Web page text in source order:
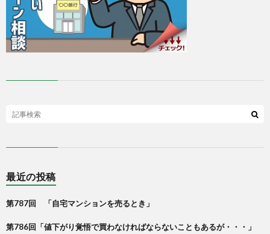
最近の投稿
第787回 「自宅マンションを売るとき」
第786回「値下がり覚悟で買わなければならないこともあるが・・・」